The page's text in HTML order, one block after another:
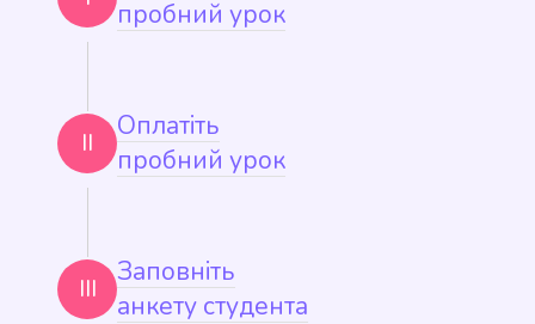
пробний урок
II
Оплатіть
пробний урок
III
Заповніть
анкету студента